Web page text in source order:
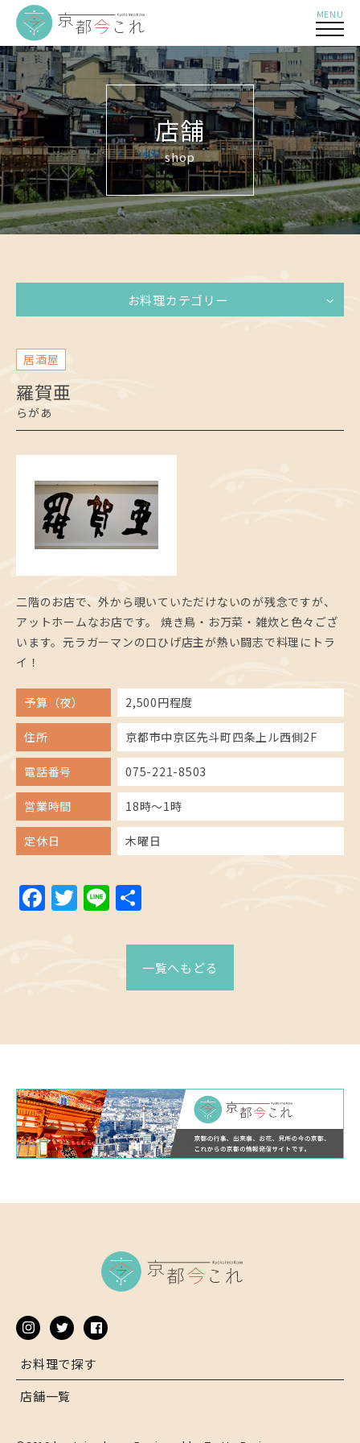
MENU
店舗
shop
お料理カテゴリー
居酒屋
羅賀亜
らがあ
二階のお店で、外から覗いていただけないのが残念ですが、
アットホームなお店です。 焼き鳥・お万菜・雑炊と色々ござ
います。元ラガーマンの口ひげ店主が熱い闘志で料理にトラ
イ！
予算（夜） 2,500円程度
住所 京都市中京区先斗町四条上ル西側2F
電話番号 075-221-8503
営業時間 18時～1時
定休日 木曜日
Facebook
Twitter
Line
一覧へもどる
お料理で探す
店舗一覧